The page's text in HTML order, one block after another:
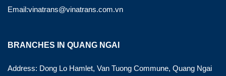
Email:vinatrans@vinatrans.com.vn
BRANCHES IN QUANG NGAI
Address: Dong Lo Hamlet, Van Tuong Commune, Quang Ngai